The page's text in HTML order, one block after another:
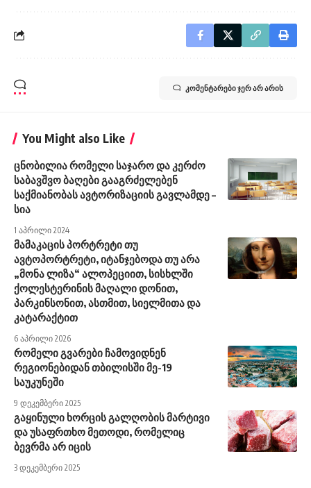
კომენტარები ჯერ არ არის
You Might also Like
ცნობილია რომელი საჯარო და კერძო
საბავშვო ბაღები გააგრძელებენ
საქმიანობას ავტორიზაციის გავლამდე –
სია
1 აპრილი 2024
მამაკაცის პორტრეტი თუ
ავტოპორტრეტი, იტანჯებოდა თუ არა
„მონა ლიზა“ ალოპეციით, სისხლში
ქოლესტერინის მაღალი დონით,
პარკინსონით, ასთმით, სიელმითა და
კატარაქტით
6 აპრილი 2026
რომელი გვარები ჩამოვიდნენ
რეგიონებიდან თბილისში მე-19
საუკუნეში
9 დეკემბერი 2025
გაყინული ხორცის გალღობის მარტივი
და უსაფრთხო მეთოდი, რომელიც
ბევრმა არ იცის
3 დეკემბერი 2025